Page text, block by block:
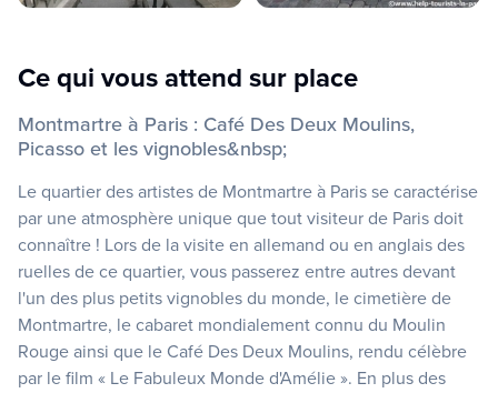
Ce qui vous attend sur place
Montmartre à Paris : Café Des Deux Moulins,
Picasso et les vignobles&nbsp;
Le quartier des artistes de Montmartre à Paris se caractérise
par une atmosphère unique que tout visiteur de Paris doit
connaître ! Lors de la visite en allemand ou en anglais des
ruelles de ce quartier, vous passerez entre autres devant
l'un des plus petits vignobles du monde, le cimetière de
Montmartre, le cabaret mondialement connu du Moulin
Rouge ainsi que le Café Des Deux Moulins, rendu célèbre
par le film « Le Fabuleux Monde d'Amélie ». En plus des